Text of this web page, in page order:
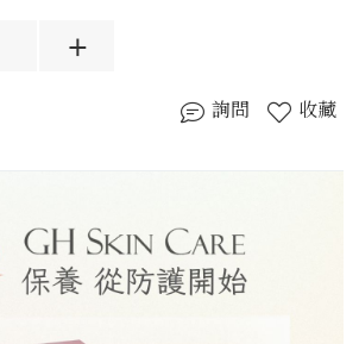
詢問 收藏